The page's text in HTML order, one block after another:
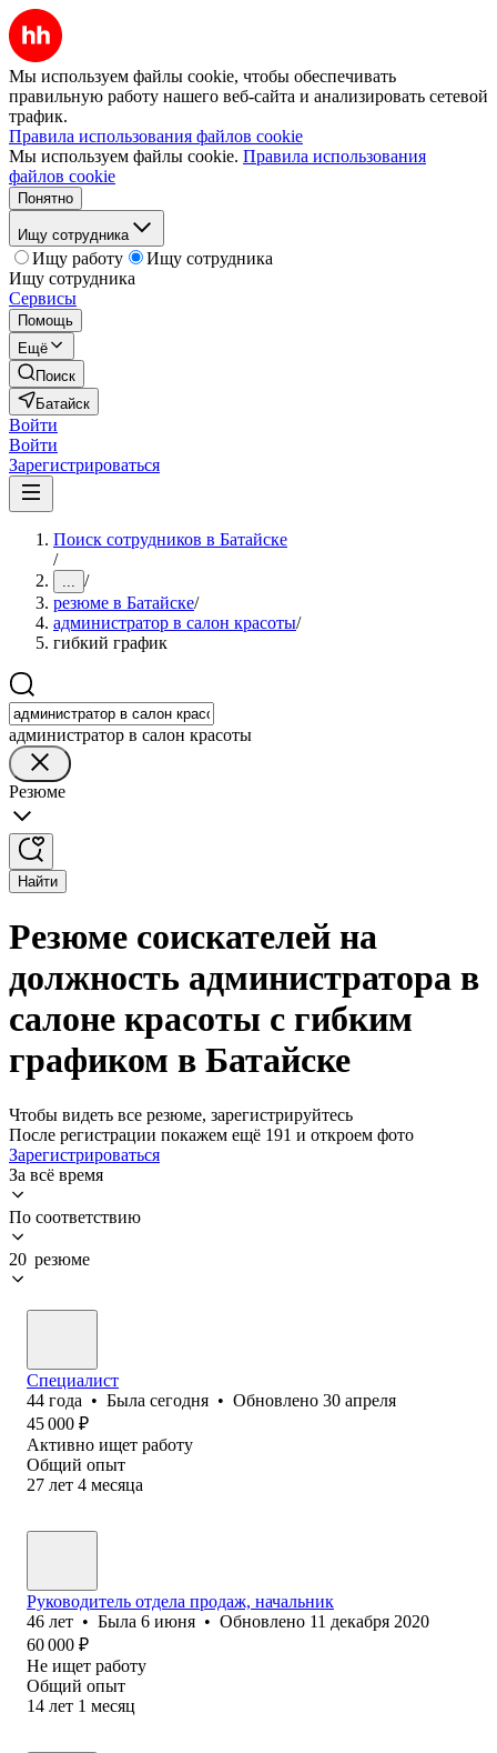
Мы используем файлы cookie, чтобы обеспечивать
правильную работу нашего веб-сайта и анализировать сетевой
трафик.
Правила использования файлов cookie
Мы используем файлы cookie. Правила использования
файлов cookie
Понятно
Ищу сотрудника
Ищу работу
Ищу сотрудника
Ищу сотрудника
Сервисы
Помощь
Ещё
Поиск
Батайск
Войти
Войти
Зарегистрироваться
Поиск сотрудников в Батайске
/
... /
резюме в Батайске/
администратор в салон красоты/
гибкий график
администратор в салон красоты
Резюме
Найти
Резюме соискателей на
должность администратора в
салоне красоты с гибким
графиком в Батайске
Чтобы видеть все резюме, зарегистрируйтесь
После регистрации покажем ещё 191 и откроем фото
Зарегистрироваться
За всё время
По соответствию
20 резюме
Специалист
44 года • Была сегодня • Обновлено 30 апреля
45 000 ₽
Активно ищет работу
Общий опыт
27 лет 4 месяца
Руководитель отдела продаж, начальник
46 лет • Была 6 июня • Обновлено 11 декабря 2020
60 000 ₽
Не ищет работу
Общий опыт
14 лет 1 месяц